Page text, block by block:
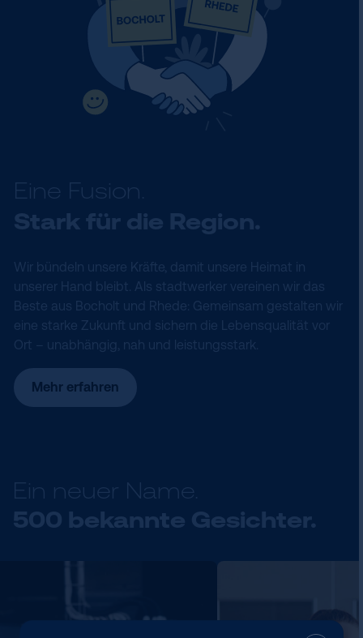
Eine Fusion.
Stark für die Region.
Wir bündeln unsere Kräfte, damit unsere Heimat in
unserer Hand bleibt. Als stadtwerker vereinen wir das
Beste aus Bocholt und Rhede: Gemeinsam gestalten wir
eine starke Zukunft und sichern die Lebensqualität vor
Ort – unabhängig, nah und leistungsstark.
Mehr erfahren
Ein neuer Name.
500 bekannte Gesichter.